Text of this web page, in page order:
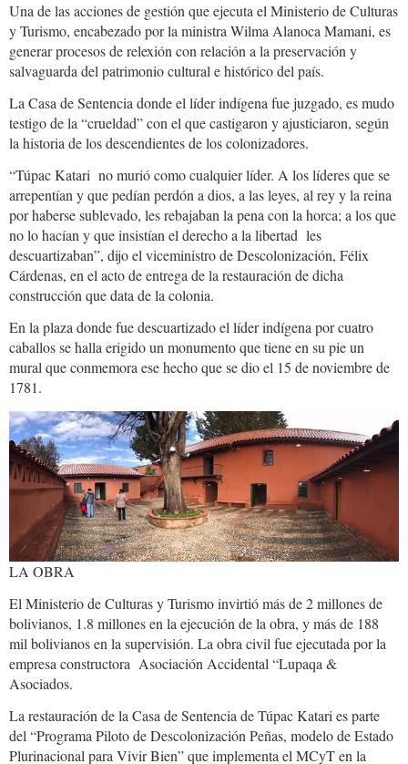
Una de las acciones de gestión que ejecuta el Ministerio de Culturas
y Turismo, encabezado por la ministra Wilma Alanoca Mamani, es
generar procesos de relexión con relación a la preservación y
salvaguarda del patrimonio cultural e histórico del país.
La Casa de Sentencia donde el líder indígena fue juzgado, es mudo
testigo de la “crueldad” con el que castigaron y ajusticiaron, según
la historia de los descendientes de los colonizadores.
“Túpac Katari no murió como cualquier líder. A los líderes que se
arrepentían y que pedían perdón a dios, a las leyes, al rey y la reina
por haberse sublevado, les rebajaban la pena con la horca; a los que
no lo hacían y que insistían el derecho a la libertad les
descuartizaban”, dijo el viceministro de Descolonización, Félix
Cárdenas, en el acto de entrega de la restauración de dicha
construcción que data de la colonia.
En la plaza donde fue descuartizado el líder indígena por cuatro
caballos se halla erigido un monumento que tiene en su pie un
mural que conmemora ese hecho que se dio el 15 de noviembre de
1781.
casa.tupac_.katari2.jpeg
LA OBRA
El Ministerio de Culturas y Turismo invirtió más de 2 millones de
bolivianos, 1.8 millones en la ejecución de la obra, y más de 188
mil bolivianos en la supervisión. La obra civil fue ejecutada por la
empresa constructora Asociación Accidental “Lupaqa &
Asociados.
La restauración de la Casa de Sentencia de Túpac Katari es parte
del “Programa Piloto de Descolonización Peñas, modelo de Estado
Plurinacional para Vivir Bien” que implementa el MCyT en la